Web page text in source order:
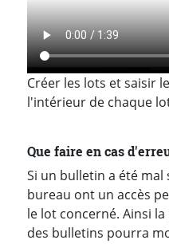
Créer les lots et saisir
l'intérieur de chaque
Que faire en cas
Si un bulletin a été mal
bureau ont un accès
le lot concerné. Ainsi
des bulletins pourra